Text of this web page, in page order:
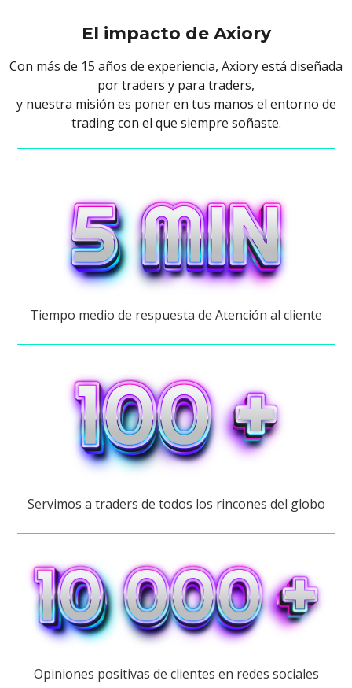
El impacto de Axiory
Con más de 15 años de experiencia, Axiory está diseñada
por traders y para traders,
y nuestra misión es poner en tus manos el entorno de
trading con el que siempre soñaste.
Tiempo medio de respuesta de Atención al cliente
Servimos a traders de todos los rincones del globo
Opiniones positivas de clientes en redes sociales